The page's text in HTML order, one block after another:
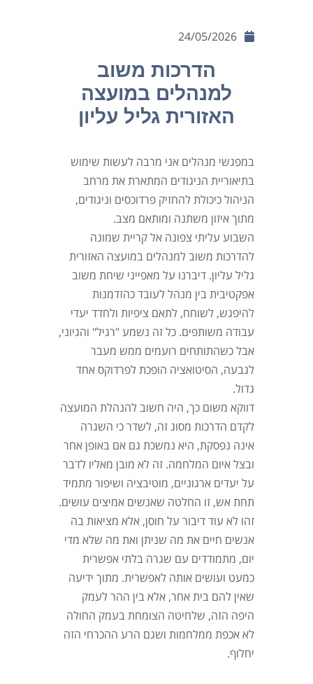
24/05/2026
הדרכות משוב
למנהלים במועצה
האזורית גליל עליון
במפגשי מנהלים אני מרבה לעשות שימוש
בתיאוריית הניגודים המתארת את מרחב
הניהול כיכולת להחזיק פרדוכסים וניגודים,
מתוך איזון משתנה ומותאם מצב.
השבוע עליתי צפונה אל קריית שמונה
להדרכות משוב למנהלים במועצה האזורית
גליל עליון. דיברנו על מאפייני שיחת משוב
אפקטיבית בין מנהל לעובד כהזדמנות
להיפגש, לשוחח, לתאם ציפיות ולחדד יעדי
עבודה משותפים. כל זה נשמע "רגיל" והגיוני,
אבל כשהתותחים רועמים ממש מעבר
לגבעה, הסיטואציה הופכת לפרדוקס אחד
גדול.
דווקא משום כך, היה חשוב להנהלת המועצה
לקדם הדרכות מסוג זה, לשדר כי השגרה
אינה נפסקת, היא נמשכת גם אם באופן אחר
ובצל איום המלחמה. זה לא מובן מאליו לדבר
על יעדים ארגוניים, מוטיבציה ושיפור מתמיד
תחת אש, זו החלטה שאנשים אמיצים עושים.
זהו לא עוד דיבור על חוסן, אלא מציאות בה
אנשים חיים את מה שניתן ואת מה שלא מדי
יום, מתמודדים עם שגרה בלתי אפשרית
כמעט ועושים אותה לאפשרית. מתוך ידיעה
שאין להם בית אחר, אלא בין ההר לעמק
היפה הזה, שלחיטה הצומחת בעמק החולה
לא אכפת ממלחמות ושגם הרע ההכרחי הזה
יחלוף.